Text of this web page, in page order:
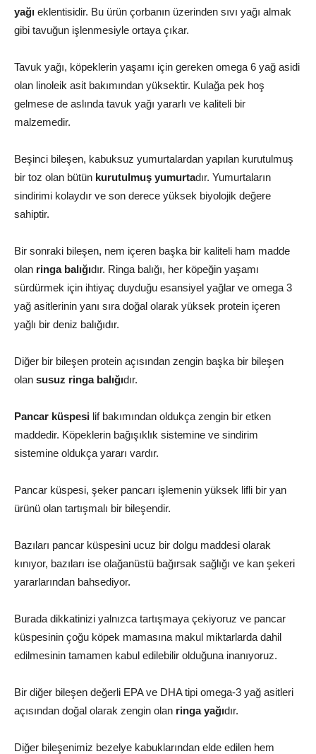
yağı eklentisidir. Bu ürün çorbanın üzerinden sıvı yağı almak
gibi tavuğun işlenmesiyle ortaya çıkar.
Tavuk yağı, köpeklerin yaşamı için gereken omega 6 yağ asidi
olan linoleik asit bakımından yüksektir. Kulağa pek hoş
gelmese de aslında tavuk yağı yararlı ve kaliteli bir
malzemedir.
Beşinci bileşen, kabuksuz yumurtalardan yapılan kurutulmuş
bir toz olan bütün kurutulmuş yumurtadır. Yumurtaların
sindirimi kolaydır ve son derece yüksek biyolojik değere
sahiptir.
Bir sonraki bileşen, nem içeren başka bir kaliteli ham madde
olan ringa balığıdır. Ringa balığı, her köpeğin yaşamı
sürdürmek için ihtiyaç duyduğu esansiyel yağlar ve omega 3
yağ asitlerinin yanı sıra doğal olarak yüksek protein içeren
yağlı bir deniz balığıdır.
Diğer bir bileşen protein açısından zengin başka bir bileşen
olan susuz ringa balığıdır.
Pancar küspesi lif bakımından oldukça zengin bir etken
maddedir. Köpeklerin bağışıklık sistemine ve sindirim
sistemine oldukça yararı vardır.
Pancar küspesi, şeker pancarı işlemenin yüksek lifli bir yan
ürünü olan tartışmalı bir bileşendir.
Bazıları pancar küspesini ucuz bir dolgu maddesi olarak
kınıyor, bazıları ise olağanüstü bağırsak sağlığı ve kan şekeri
yararlarından bahsediyor.
Burada dikkatinizi yalnızca tartışmaya çekiyoruz ve pancar
küspesinin çoğu köpek mamasına makul miktarlarda dahil
edilmesinin tamamen kabul edilebilir olduğuna inanıyoruz.
Bir diğer bileşen değerli EPA ve DHA tipi omega-3 yağ asitleri
açısından doğal olarak zengin olan ringa yağıdır.
Diğer bileşenimiz bezelye kabuklarından elde edilen hem